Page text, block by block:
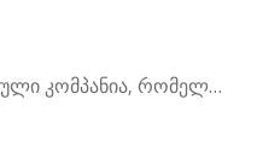
Mechanix Wear არის ამერიკული კომპანია, რომელიც